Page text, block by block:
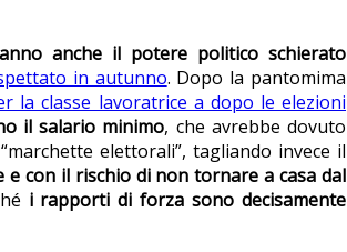
anche il potere politico schierato
in autunno. Dopo la pantomima
la classe lavoratrice a dopo le elezioni
il salario minimo, che avrebbe dovuto
elettorali”, tagliando invece il
e con il rischio di non tornare a casa dal
i rapporti di forza sono decisamente